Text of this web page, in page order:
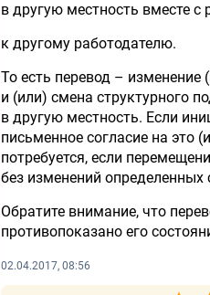
в другую местность вместе с
к другому работодателю.
То есть перевод –
и (или) смена структурного
в другую местность. Если
письменное согласие на это
потребуется, если
без изменений определенных
Обратите внимание, что
противопоказано его
02.04.2017, 08:56